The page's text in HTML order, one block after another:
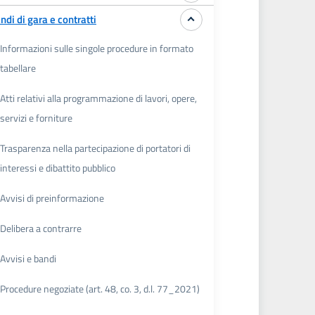
di gara e contratti
Informazioni sulle singole procedure in formato
tabellare
Atti relativi alla programmazione di lavori, opere,
servizi e forniture
Trasparenza nella partecipazione di portatori di
interessi e dibattito pubblico
Avvisi di preinformazione
Delibera a contrarre
Avvisi e bandi
Procedure negoziate (art. 48, co. 3, d.l. 77_2021)